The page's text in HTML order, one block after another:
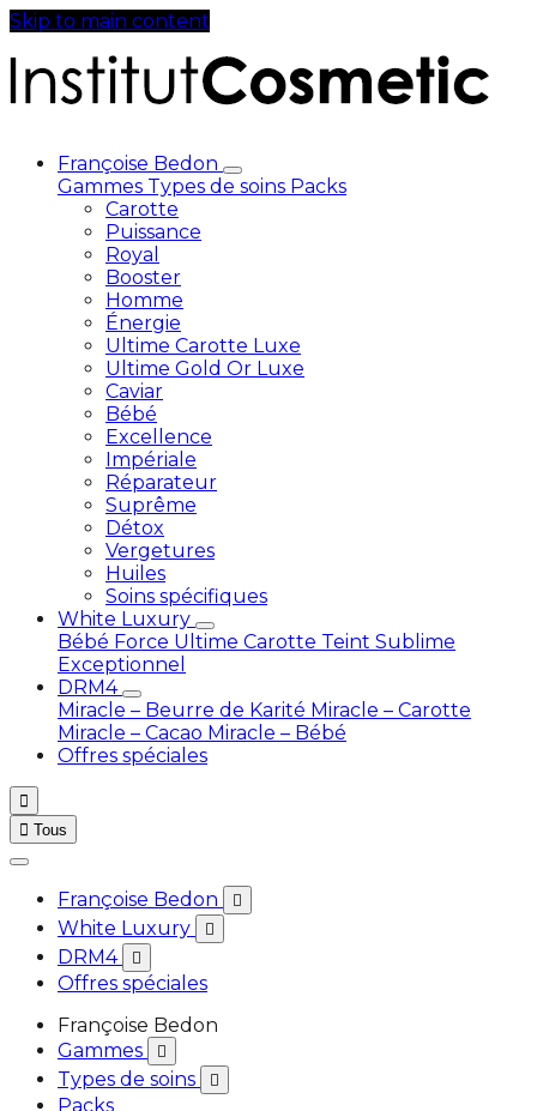
Skip to main content
Françoise Bedon
Gammes Types de soins Packs
Carotte
Puissance
Royal
Booster
Homme
Énergie
Ultime Carotte Luxe
Ultime Gold Or Luxe
Caviar
Bébé
Excellence
Impériale
Réparateur
Suprême
Détox
Vergetures
Huiles
Soins spécifiques
White Luxury
Bébé Force Ultime Carotte Teint Sublime
Exceptionnel
DRM4
Miracle – Beurre de Karité Miracle – Carotte
Miracle – Cacao Miracle – Bébé
Offres spéciales

 Tous
Françoise Bedon 
White Luxury 
DRM4 
Offres spéciales
Françoise Bedon
Gammes

Types de soins 
Packs